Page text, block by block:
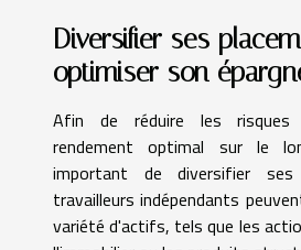
Diversifier ses
optimiser son
Afin de réduire les
rendement optimal sur le
important de diversifier ses
travailleurs indépendants
variété d'actifs, tels que les